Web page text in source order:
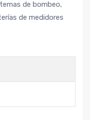
de bombeo,
de medidores